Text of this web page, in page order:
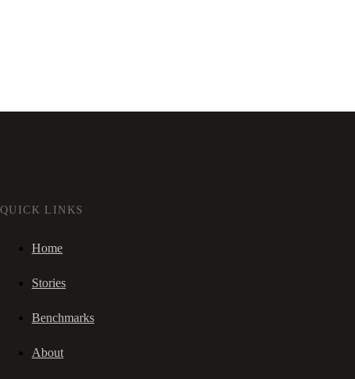
QUICK LINKS
Home
Stories
Benchmarks
About